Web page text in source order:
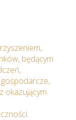
będącym
okazującym